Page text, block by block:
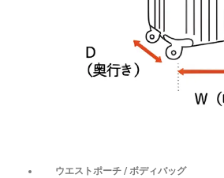
ウエストポーチ / ボディバッグ